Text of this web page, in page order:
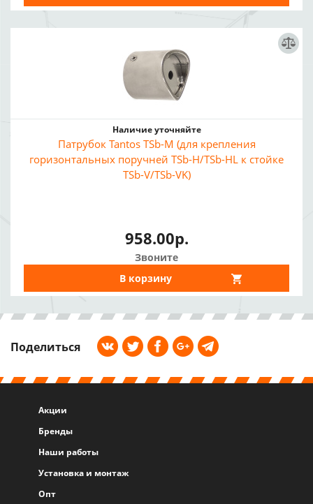
Наличие уточняйте
Патрубок Tantos TSb-M (для крепления
горизонтальных поручней TSb-H/TSb-HL к стойке
TSb-V/TSb-VK)
958.00р.
Звоните
В корзину
Поделиться
Акции
Бренды
Наши работы
Установка и монтаж
Опт